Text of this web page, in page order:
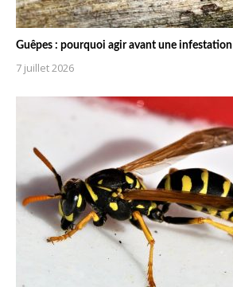
Guêpes : pourquoi agir avant une infestation
7 juillet 2026